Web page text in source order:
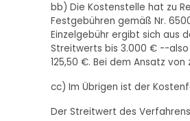
bb) Die Kostenstelle hat zu
Festgebühren gemäß Nr.
Einzelgebühr ergibt sich aus
Streitwerts bis 3.000 € --
125,50 €. Bei dem Ansatz
cc) Im Übrigen ist der
Der Streitwert des